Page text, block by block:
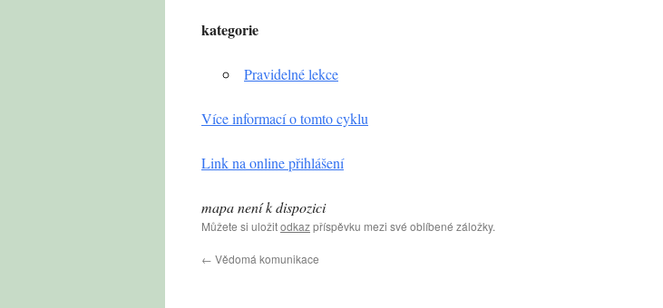
kategorie
Pravidelné lekce
Více informací o tomto cyklu
Link na online přihlášení
mapa není k dispozici
Můžete si uložitodkazpříspěvku mezi své oblíbené záložky.
← Vědomá komunikace